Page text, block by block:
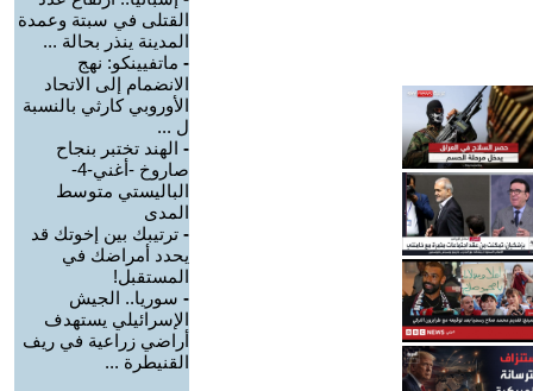
القتلى في سبتة وعمدة
المدينة ينذر بحالة ...
- ماتفيينكو: نهج
الانضمام إلى الاتحاد
الأوروبي كارثي بالنسبة
ل ...
- الهند تختبر بنجاح
صاروخ -أغني-4-
الباليستي متوسط
المدى
- ترتيبك بين إخوتك قد
يحدد أمراضك في
المستقبل!
- سوريا.. الجيش
الإسرائيلي يستهدف
أراضي زراعية في ريف
القنيطرة ...